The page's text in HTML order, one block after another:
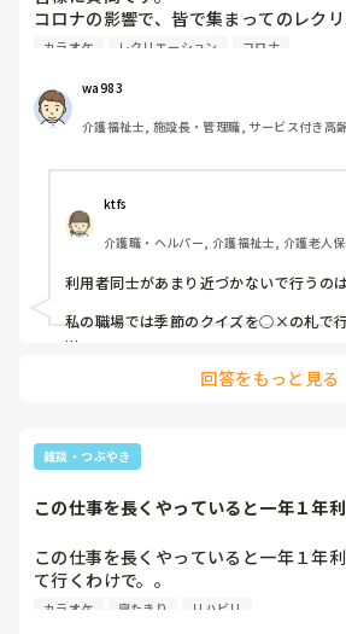
コロナの影響で、皆で集まってのレク
オケ等の大きな声を出し合うもの等が
私の職場でも対策を取りながら実施出
ています。
介護の現場において、生活に必須では
皆さんの職場では、どんな工夫をされ
カラオケ レクリエーション コロナ
wa983
介護福祉士, 施設長・管理職, サービス付き高
ktfs
介護職・ヘルパー, 介護福祉士, 介護老人
利用者同士があまり近づかないで行うの
私の職場では季節のクイズを○×の札で
回答をもっと見る
雑談・つぶやき
この仕事を長くやっていると一年１年
この仕事を長くやっていると一年１年
て行くわけで。。
２０代３０代の時、いや４０代のつい最
カラオケ 寝たきり リハビリ